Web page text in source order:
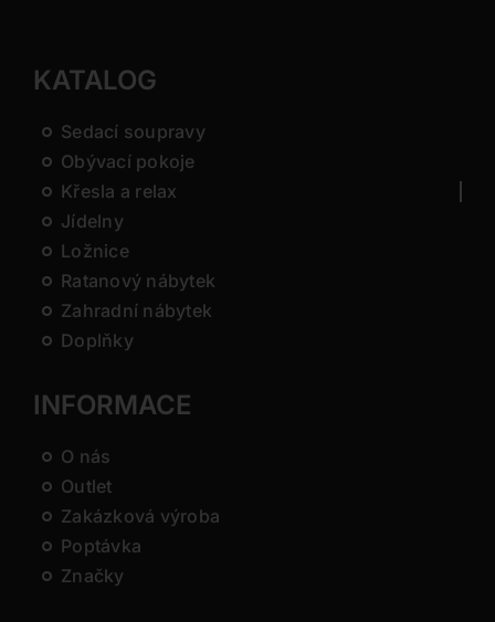
KATALOG
Sedací soupravy
Obývací pokoje
Křesla a relax
Jídelny
Ložnice
Ratanový nábytek
Zahradní nábytek
Doplňky
INFORMACE
O nás
Outlet
Zakázková výroba
Poptávka
Značky